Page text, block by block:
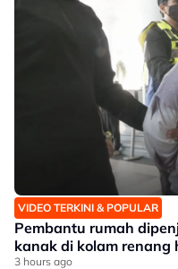
VIDEO TERKINI & POPULAR
Pembantu rumah
kanak di kolam renang
3 hours ago